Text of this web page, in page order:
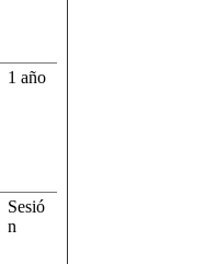
1 año
Sesió
n